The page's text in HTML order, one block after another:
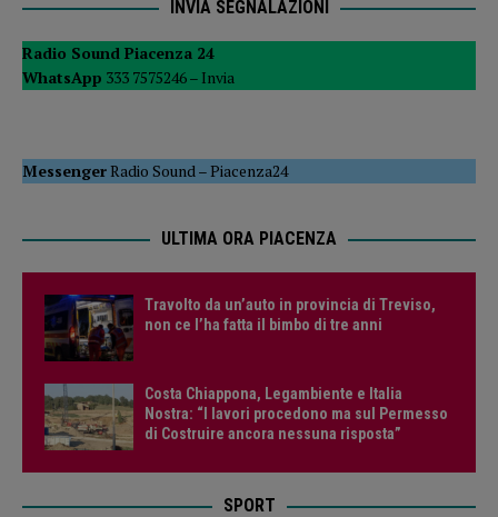
INVIA SEGNALAZIONI
Radio Sound Piacenza 24
WhatsApp 333 7575246 – Invia
MessengerRadio Sound –Piacenza24
ULTIMA ORA PIACENZA
Travolto da un’auto in provincia di Treviso,
non ce l’ha fatta il bimbo di tre anni
Costa Chiappona, Legambiente e Italia
Nostra: “I lavori procedono ma sul Permesso
di Costruire ancora nessuna risposta”
SPORT